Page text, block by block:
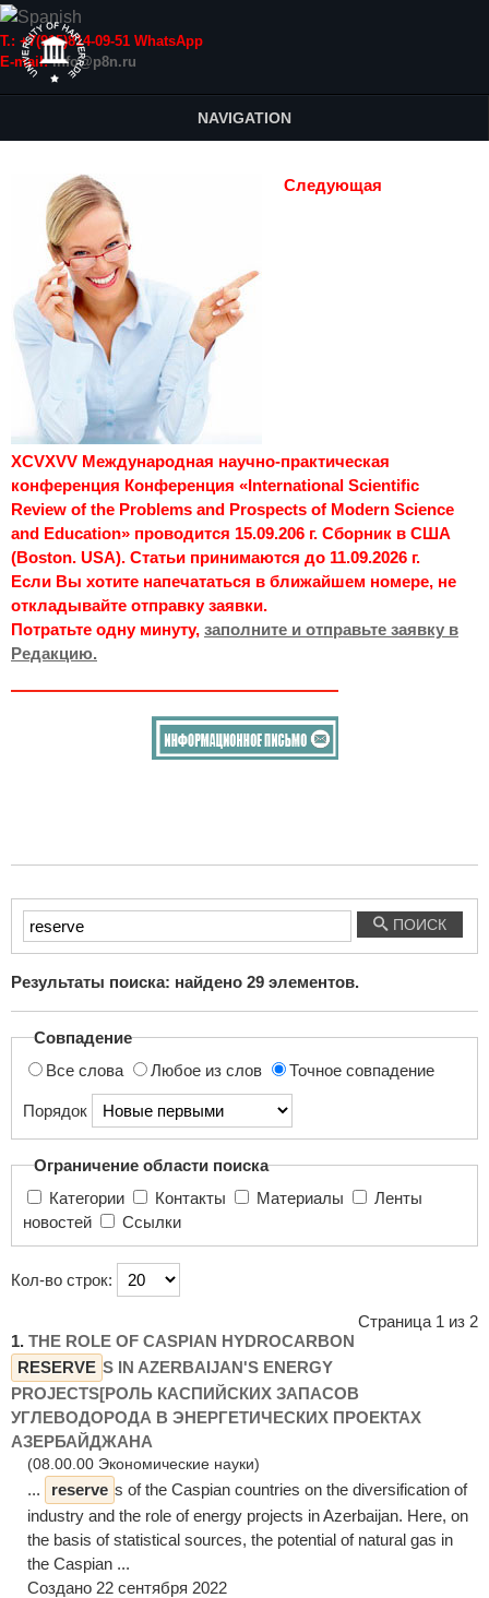
Т.: +7(915)814-09-51 WhatsApp
E-mail:info@p8n.ru
NAVIGATION
Следующая
XCVXVV Международная научно-практическая
конференция Конференция «International Scientific
Review of the Problems and Prospects of Modern Science
and Education» проводится 15.09.206 г. Сборник в США
(Boston. USA). Статьи принимаются до 11.09.2026 г.
Если Вы хотите напечататься в ближайшем номере, не
откладывайте отправку заявки.
Потратьте одну минуту, заполните и отправьте заявку в
Редакцию.
Введите
текст
поиска...
ПОИСК
Результаты поиска: найдено 29 элементов.
Совпадение
Все слова
Любое из слов Точное совпадение
Порядок
Ограничение области поиска
Категории
Контакты Материалы
новостей
Ссылки
Кол-во строк:
Страница 1 из 2
1. THE ROLE OF CASPIAN HYDROCARBON
RESERVE S IN AZERBAIJAN'S ENERGY
PROJECTS[РОЛЬ КАСПИЙСКИХ ЗАПАСОВ
УГЛЕВОДОРОДА В ЭНЕРГЕТИЧЕСКИХ ПРОЕКТАХ
АЗЕРБАЙДЖАНА
(08.00.00 Экономические науки)
... reserve s of the Caspian countries on the diversification of
industry and the role of energy projects in Azerbaijan. Here, on
the basis of statistical sources, the potential of natural gas in
the Caspian ...
Создано 22 сентября 2022